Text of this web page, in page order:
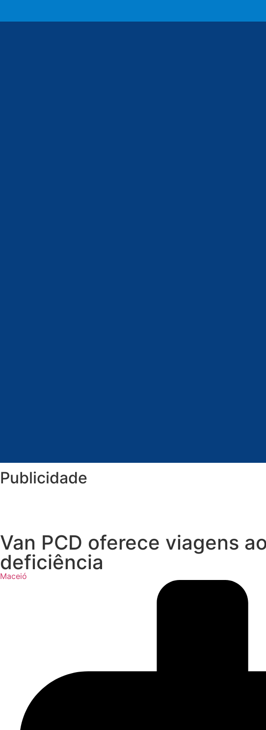
Publicidade
Van PCD oferece viagens
deficiência
Maceió